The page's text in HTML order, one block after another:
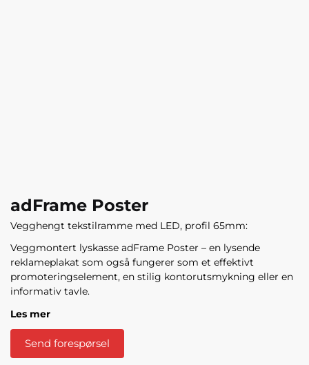
adFrame Poster
Vegghengt tekstilramme med LED, profil 65mm:
Veggmontert lyskasse adFrame Poster – en lysende
reklameplakat som også fungerer som et effektivt
promoteringselement, en stilig kontorutsmykning eller en
informativ tavle.
Les mer
Send forespørsel